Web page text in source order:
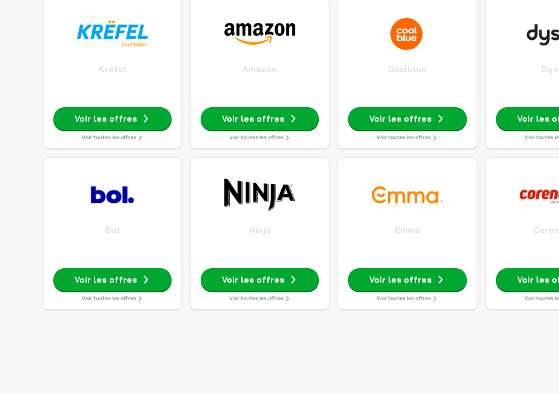
Krëfel
Voir les offres
Voir toutes les offres
Amazon
Voir les offres
Voir toutes les offres
Coolblue
Voir les offres
Voir toutes les offres
Voir les
Voir toutes
Bol
Voir les offres
Voir toutes les offres
Ninja
Voir les offres
Voir toutes les offres
Emma
Voir les offres
Voir toutes les offres
Voir les
Voir toutes